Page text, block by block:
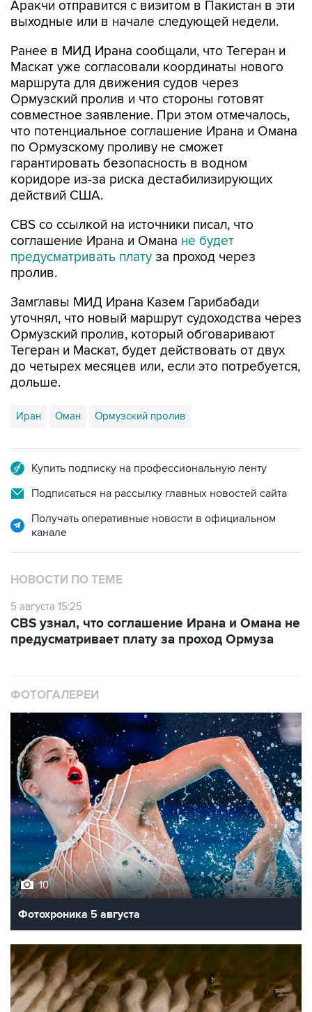
Аракчи отправится с визитом в Пакистан в эти
выходные или в начале следующей недели.
Ранее в МИД Ирана сообщали, что Тегеран и
Маскат уже согласовали координаты нового
маршрута для движения судов через
Ормузский пролив и что стороны готовят
совместное заявление. При этом отмечалось,
что потенциальное соглашение Ирана и Омана
по Ормузскому проливу не сможет
гарантировать безопасность в водном
коридоре из-за риска дестабилизирующих
действий США.
CBS со ссылкой на источники писал, что
соглашение Ирана и Омана не будет
предусматривать плату за проход через
пролив.
Замглавы МИД Ирана Казем Гарибабади
уточнял, что новый маршрут судоходства через
Ормузский пролив, который обговаривают
Тегеран и Маскат, будет действовать от двух
до четырех месяцев или, если это потребуется,
дольше.
Иран Оман Ормузский пролив
Купить подписку на профессиональную ленту
Подписаться на рассылку главных новостей сайта
Получать оперативные новости в официальном
канале
НОВОСТИ ПО ТЕМЕ
5 августа 15:25
CBS узнал, что соглашение Ирана и Омана не
предусматривает плату за проход Ормуза
ФОТОГАЛЕРЕИ
10
Фотохроника 5 августа